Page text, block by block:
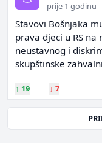
prije 1 godinu
Stavovi Bošnjaka
prava djeci u RS
neustavnog i
skupštinske
↑ 19 ↓ 7